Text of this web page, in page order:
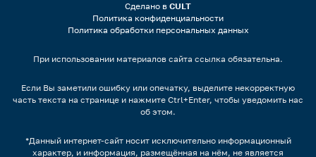
Сделано в CULT
Политика конфиденциальности
Политика обработки персональных данных
При использовании материалов сайта ссылка обязательна.
Если Вы заметили ошибку или опечатку, выделите некорректную
часть текста на странице и нажмите Ctrl+Enter, чтобы уведомить нас
об этом.
*Данный интернет-сайт носит исключительно информационный
характер, и информация, размещённая на нём, не является